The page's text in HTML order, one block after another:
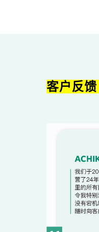
客户反馈